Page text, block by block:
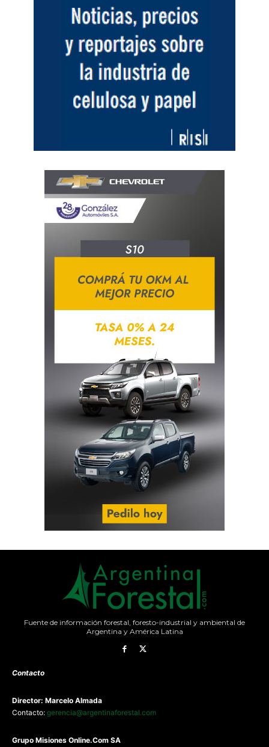
Fuente de información forestal, foresto-industrial y ambiental de
Argentina y América Latina
Contacto
Director: Marcelo Almada
Contacto: gerencia@argentinaforestal.com
Grupo Misiones Online.Com SA